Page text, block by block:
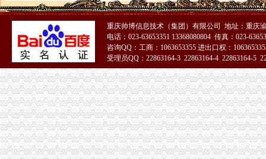
元樱桃木橱柜掺买家怎么索赔？
渝中区工商代办
渝中区执照代办,渝中区工商代办可靠,浩业可靠的代办公司-优变商
【多图】渝中区朝天门听江大厦一线江景房大3房视野采光好-成淑梅
渝中区公司注册
中国邮政储蓄银行股份有限公司重庆渝中区石油路支行
重庆市渝中区中兴印刷厂
渝中区代办公司
重庆代办验资_重庆代办验资价格_重庆代办验资批发_第1页_无忧交易
协信公馆小区租房,一室两厅,渝中区协信公馆家具家电全齐拎包入
工商动态
荣昌局五项措施加猪肉市渝中区代办工商执照场监管
重庆帅博信息技术（集团）有限公司 地址：重庆
电话：023-63653351 13368080804 传真：023-
咨询QQ：工商：1063653355 进出口权：
受理员QQ：22863164-3 22863164-4 22863164-5